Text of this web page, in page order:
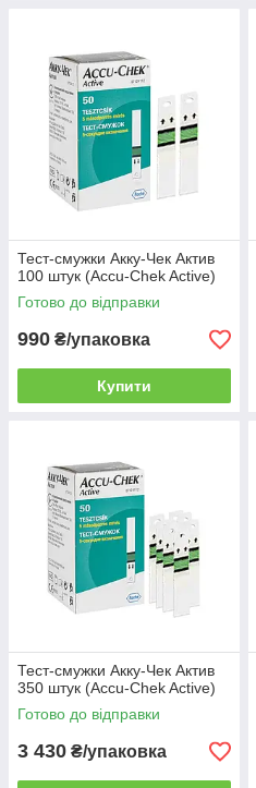
Тест-смужки Акку-Чек Актив
100 штук (Accu-Chek Active)
Готово до відправки
990 ₴/упаковка
Купити
Тест-смужки Акку-Чек Актив
350 штук (Accu-Chek Active)
Готово до відправки
3 430 ₴/упаковка